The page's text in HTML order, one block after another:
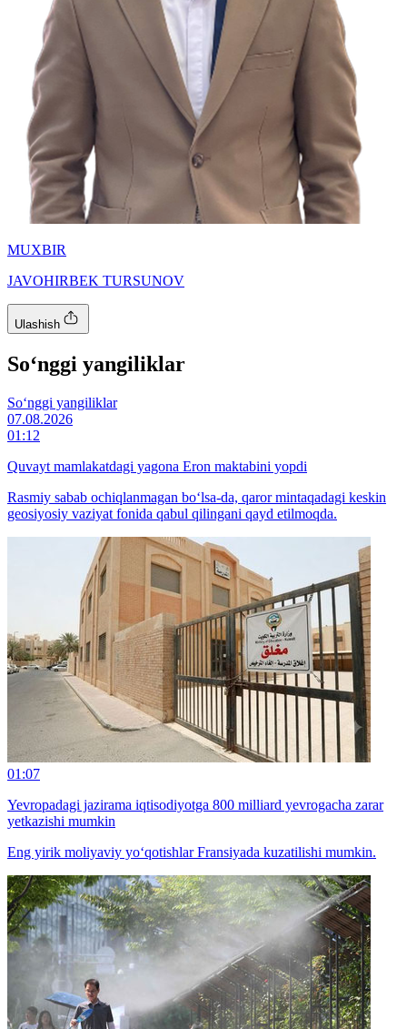
MUXBIR
JAVOHIRBEK TURSUNOV
Ulashish
So‘nggi yangiliklar
So‘nggi yangiliklar
07.08.2026
01:12
Quvayt mamlakatdagi yagona Eron maktabini yopdi
Rasmiy sabab ochiqlanmagan bo‘lsa-da, qaror mintaqadagi keskin
geosiyosiy vaziyat fonida qabul qilingani qayd etilmoqda.
01:07
Yevropadagi jazirama iqtisodiyotga 800 milliard yevrogacha zarar
yetkazishi mumkin
Eng yirik moliyaviy yo‘qotishlar Fransiyada kuzatilishi mumkin.